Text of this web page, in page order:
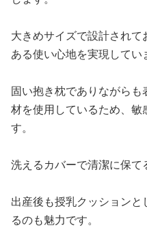
大きめサイズで設計され
ある使い心地を実現してい
固い抱き枕でありながら
材を使用しているため、敏
す。
洗えるカバーで清潔に保て
出産後も授乳クッションと
るのも魅力です。